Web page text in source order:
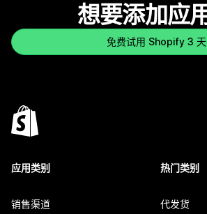
想要添加应
免费试用 Shopify 3 天
应用类别
销售渠道
热门类别
代发货